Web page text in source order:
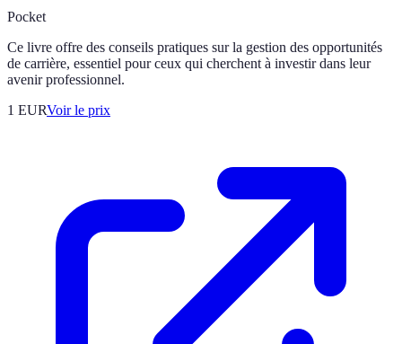
Pocket
Ce livre offre des conseils pratiques sur la gestion des opportunités
de carrière, essentiel pour ceux qui cherchent à investir dans leur
avenir professionnel.
1 EURVoir le prix